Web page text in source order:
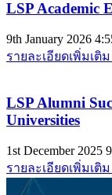
LSP Academic
9th January 2026
รายละเอียดเพิ่มเติม
LSP Alumni
Universities
1st December 2025
รายละเอียดเพิ่มเติม